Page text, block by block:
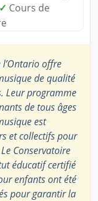
✓ Cours de
offre
de qualité
Leur programme
de tous âges
est
et collectifs pour
Conservatoire
éducatif certifié
enfants ont été
pour garantir la